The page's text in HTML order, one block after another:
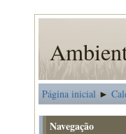
Página inicial ►
Navegação